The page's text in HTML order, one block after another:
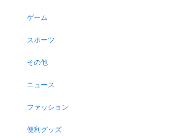
ゲーム
スポーツ
その他
ニュース
ファッション
便利グッズ